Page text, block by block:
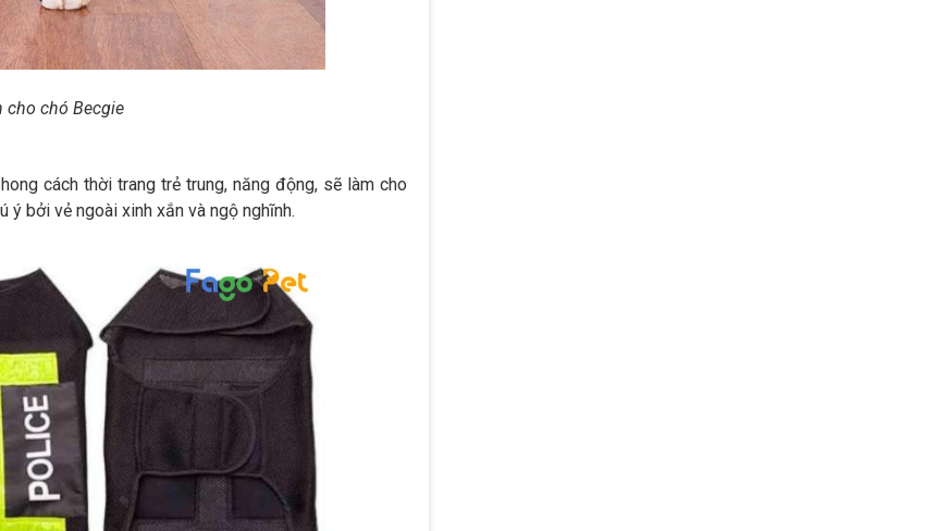
cho chó Becgie
cách thời trang trẻ trung, năng động, sẽ làm cho
ý bởi vẻ ngoài xinh xắn và ngộ nghĩnh.